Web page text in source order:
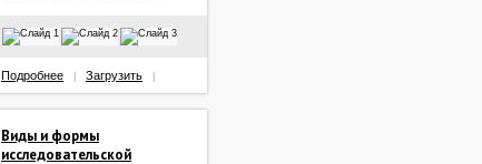
Подробнее Загрузить
Виды и формы
исследовательской